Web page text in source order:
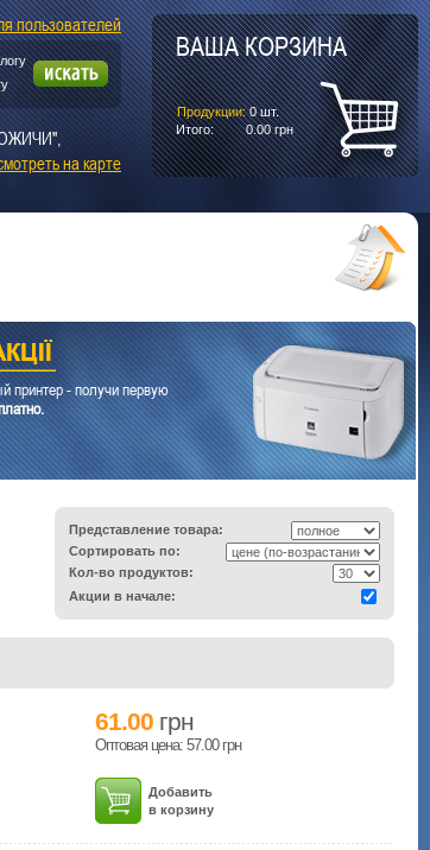
принтер - получи первую
Представление товара:
Сортировать по:
Кол-во продуктов:
Акции в начале:
61.00 грн
Оптовая цена: 57.00 грн
Добавить
в корзину
ВАША КОРЗИНА
Продукции: 0шт.
Итого:
0.00 грн
пользователей
на карте